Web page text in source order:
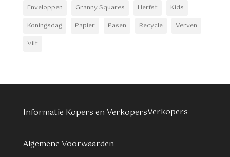
Enveloppen Granny Squares Herfst
Kids
Koningsdag
Papier Pasen Recycle
Verven
Vilt
Informatie Kopers en VerkopersVerkopers
Algemene Voorwaarden